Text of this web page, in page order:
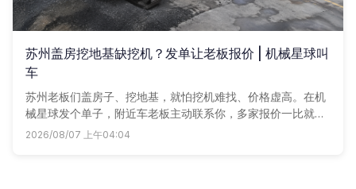
苏州盖房挖地基缺挖机？发单让老板报价 | 机械星球叫
车
苏州老板们盖房子、挖地基，就怕挖机难找、价格虚高。在机
械星球发个单子，附近车老板主动联系你，多家报价一比就知
道底价，省心又省钱。
2026/08/07 上午04:04